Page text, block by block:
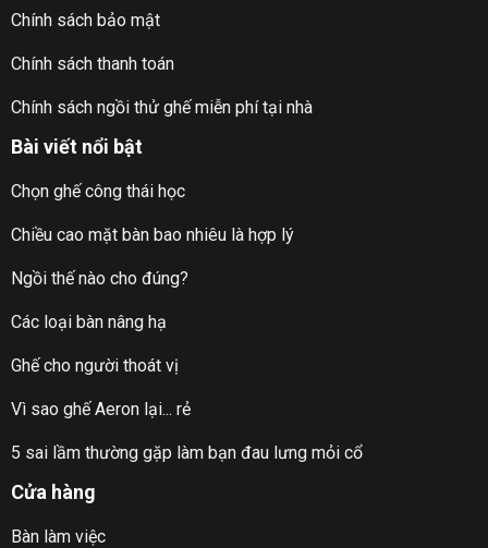
Chính sách bảo mật
Chính sách thanh toán
Chính sách ngồi thử ghế miễn phí tại nhà
Bài viết nổi bật
Chọn ghế công thái học
Chiều cao mặt bàn bao nhiêu là hợp lý
Ngồi thế nào cho đúng?
Các loại bàn nâng hạ
Ghế cho người thoát vị
Vì sao ghế Aeron lại... rẻ
5 sai lầm thường gặp làm bạn đau lưng mỏi cổ
Cửa hàng
Bàn làm việc